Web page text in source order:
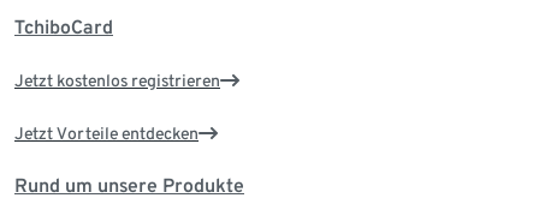
TchiboCard
Jetzt kostenlos registrieren
Jetzt Vorteile entdecken
Rund um unsere Produkte